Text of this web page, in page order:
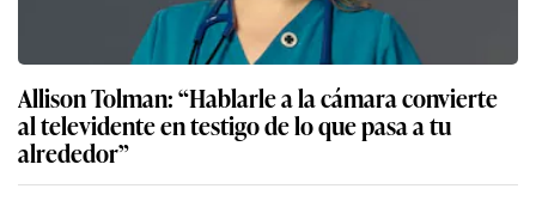
Allison Tolman: “Hablarle a la cámara convierte
al televidente en testigo de lo que pasa a tu
alrededor”